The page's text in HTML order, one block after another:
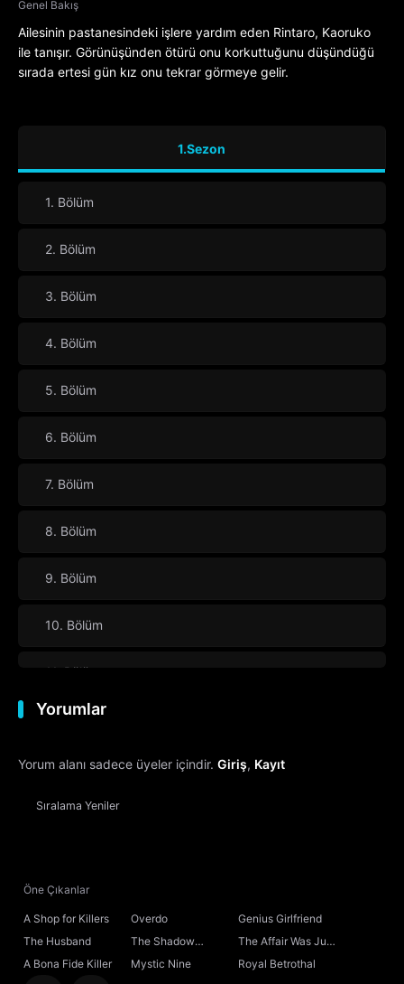
Genel Bakış
Ailesinin pastanesindeki işlere yardım eden Rintaro, Kaoruko
ile tanışır. Görünüşünden ötürü onu korkuttuğunu düşündüğü
sırada ertesi gün kız onu tekrar görmeye gelir.
1.Sezon
1. Bölüm
2. Bölüm
3. Bölüm
4. Bölüm
5. Bölüm
6. Bölüm
7. Bölüm
8. Bölüm
9. Bölüm
10. Bölüm
11. Bölüm
12. Bölüm
13. Bölüm Final
Yorumlar
Yorum alanı sadece üyeler içindir. Giriş, Kayıt
Sıralama Yeniler
Öne Çıkanlar
A Shop for Killers Overdo
Genius Girlfriend
The Husband
The Shadow
Sovereign
The Affair Was Just
the Beginning
A Bona Fide Killer Mystic Nine Royal Betrothal